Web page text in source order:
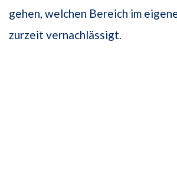
gehen, welchen Bereich im
zurzeit vernachlässigt.